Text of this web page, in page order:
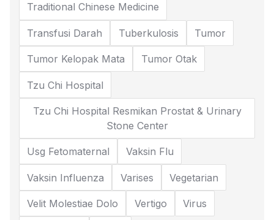
Traditional Chinese Medicine
Transfusi Darah Tuberkulosis Tumor
Tumor Kelopak Mata Tumor Otak
Tzu Chi Hospital
Tzu Chi Hospital Resmikan Prostat & Urinary
Stone Center
Usg Fetomaternal Vaksin Flu
Vaksin Influenza Varises Vegetarian
Velit Molestiae Dolo Vertigo Virus